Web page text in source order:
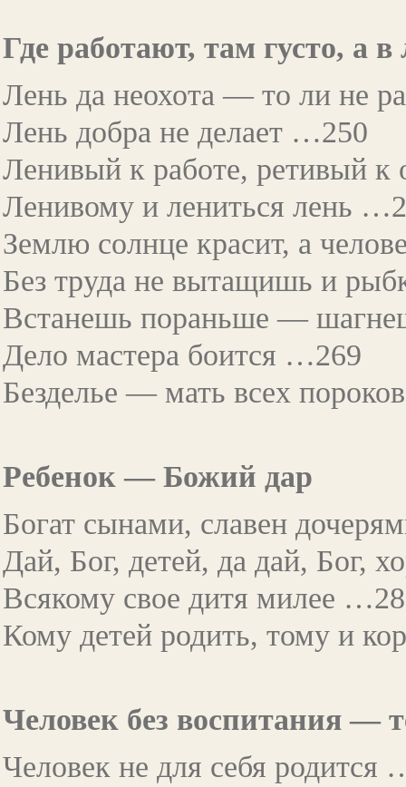
Где работают, там густо, а
Лень да неохота — то ли не
Лень добра не делает …250
Ленивый к работе, ретивый
Ленивому и лениться лень
Землю солнце красит, а
Без труда не вытащишь и
Встанешь пораньше —
Дело мастера боится …269
Безделье — мать всех
Ребенок — Божий дар
Богат сынами, славен
Дай, Бог, детей, да дай, Бог,
Всякому свое дитя милее
Кому детей родить, тому и
Человек без воспитания —
Человек не для себя родится